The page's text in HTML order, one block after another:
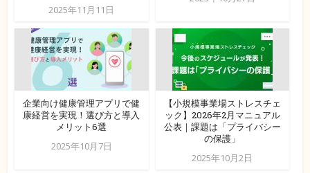
2025年11月11日
企業向け健康管理アプリで健
康経営を実現！選び方と導入
メリット6選
2025年10月7日
【小規模事業場ストレスチェ
ック】2026年2月マニュアル
公表｜課題は「プライバシー
の保護」
2025年10月2日